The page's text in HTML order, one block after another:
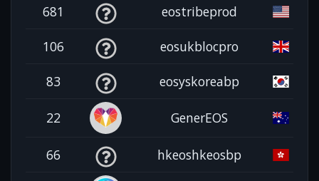
681 eostribeprod
106 eosukblocpro
83 eosyskoreabp
22 GenerEOS
66 hkeoshkeosbp